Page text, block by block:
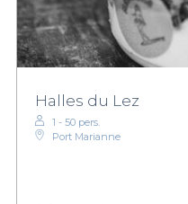
Halles du Lez
1 - 50 pers.
Port Marianne